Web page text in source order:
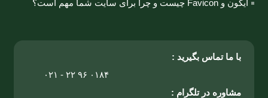
آیکون و Favicon چیست و چرا برای سایت شما مهم است؟
با ما تماس بگیرید :
۰۲۱ - ۲۲ ۹۶ ۰۱۸۴
مشاوره در تلگرام :